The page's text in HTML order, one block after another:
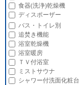
食器(洗浄)乾燥機
ディスポーザー
バス・トイレ別
追焚き機能
浴室乾燥機
浴室暖房
ＴＶ付浴室
ミストサウナ
シャワー付洗面化粧台